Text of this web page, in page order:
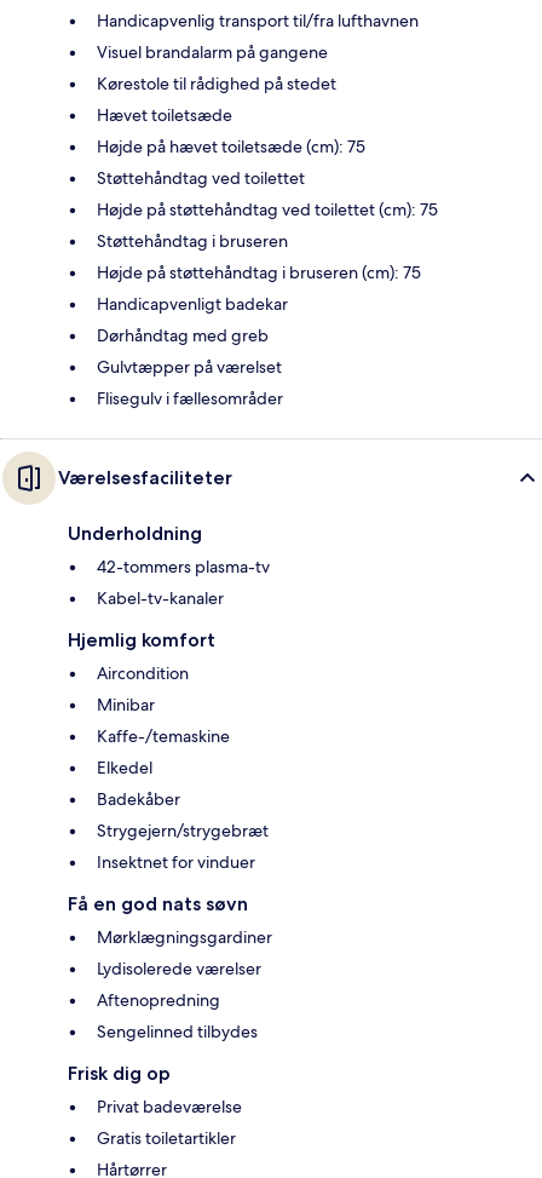
Handicapvenlig transport til/fra lufthavnen
Visuel brandalarm på gangene
Kørestole til rådighed på stedet
Hævet toiletsæde
Højde på hævet toiletsæde (cm): 75
Støttehåndtag ved toilettet
Højde på støttehåndtag ved toilettet (cm): 75
Støttehåndtag i bruseren
Højde på støttehåndtag i bruseren (cm): 75
Handicapvenligt badekar
Dørhåndtag med greb
Gulvtæpper på værelset
Flisegulv i fællesområder
Værelsesfaciliteter
Underholdning
42-tommers plasma-tv
Kabel-tv-kanaler
Hjemlig komfort
Aircondition
Minibar
Kaffe-/temaskine
Elkedel
Badekåber
Strygejern/strygebræt
Insektnet for vinduer
Få en god nats søvn
Mørklægningsgardiner
Lydisolerede værelser
Aftenopredning
Sengelinned tilbydes
Frisk dig op
Privat badeværelse
Gratis toiletartikler
Hårtørrer